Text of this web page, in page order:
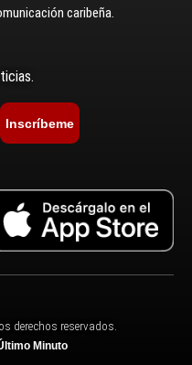
caribeña.
Inscríbeme
derechos reservados.
Minuto